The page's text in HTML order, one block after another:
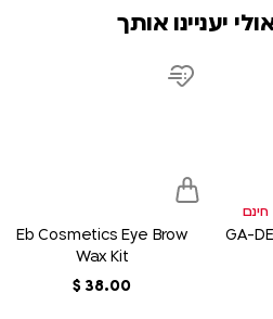
יעניינו אותך
Add
Eb Cosmetics Eye Brow
Wax Kit
38.00
‏
$
GA-